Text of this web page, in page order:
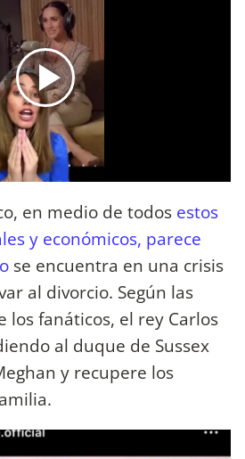
en medio de todos estos
y económicos, parece
se encuentra en una crisis
al divorcio. Según las
los fanáticos, el rey Carlos
al duque de Sussex
y recupere los